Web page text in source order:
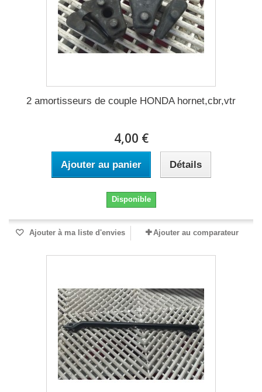
2 amortisseurs de couple HONDA hornet,cbr,vtr
4,00 €
Ajouter au panier Détails
Disponible
Ajouter à ma liste d'envies Ajouter au comparateur